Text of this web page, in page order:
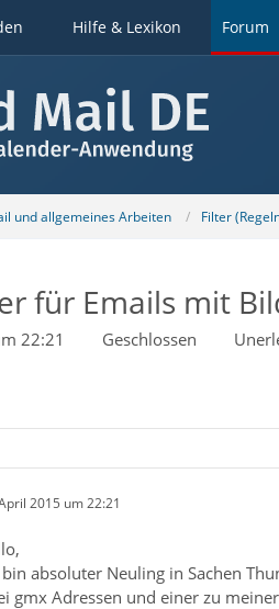
Hilfe & Lexikon Forum
und allgemeines Arbeiten Filter
für Emails mit
22:21 Geschlossen
2015 um 22:21
absoluter Neuling in Sachen
gmx Adressen und einer zu